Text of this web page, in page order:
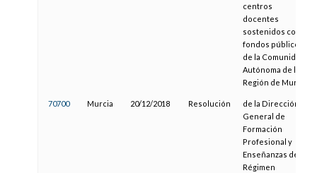
centros
docentes
sostenidos con
fondos públicos
de la Comunidad
Autónoma de la
Región de Murcia
70700 Murcia 20/12/2018 Resolución
de la Dirección
General de
Formación
Profesional y
Enseñanzas de
Régimen